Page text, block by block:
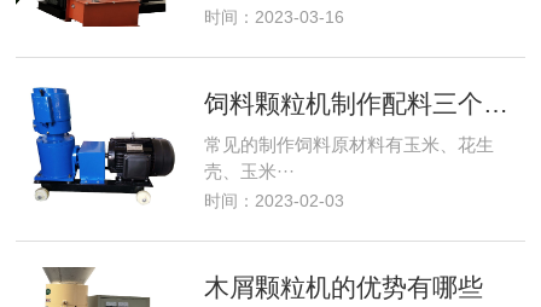
时间：2023-03-16
常见的制作饲料原材料有玉米、花生
壳、玉米···
时间：2023-02-03
木屑颗粒机的优势有哪些